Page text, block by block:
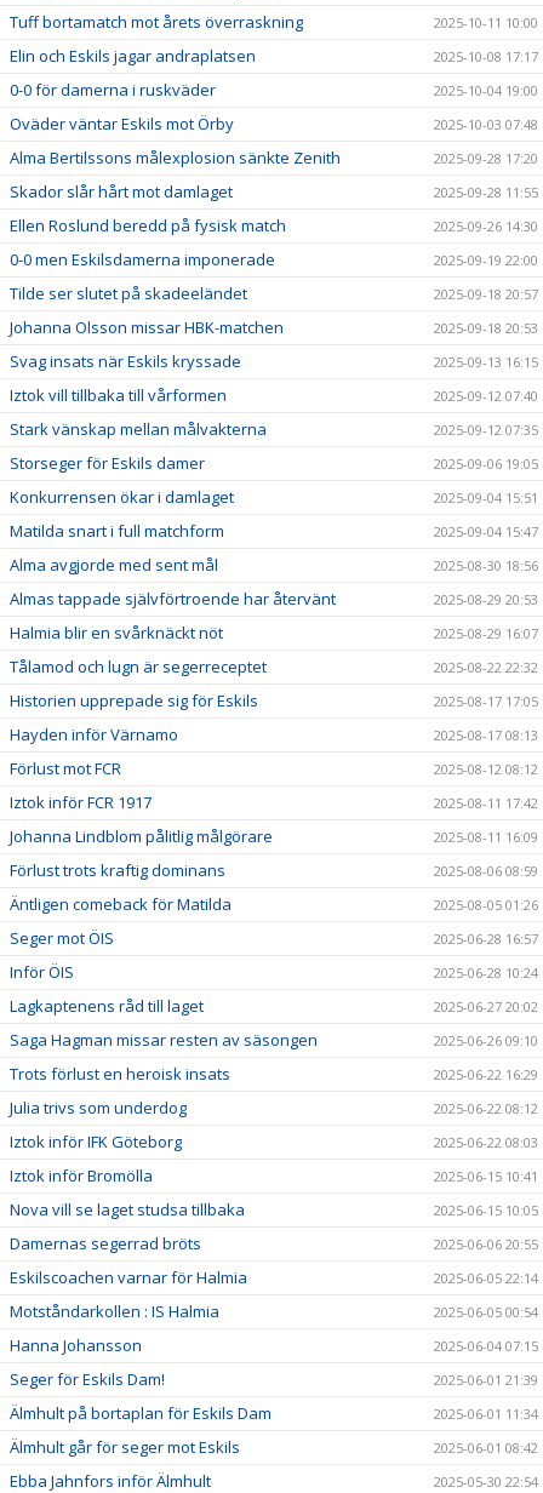
Tuff bortamatch mot årets överraskning 2025-10-11 10:00
Elin och Eskils jagar andraplatsen 2025-10-08 17:17
0-0 för damerna i ruskväder 2025-10-04 19:00
Oväder väntar Eskils mot Örby 2025-10-03 07:48
Alma Bertilssons målexplosion sänkte Zenith 2025-09-28 17:20
Skador slår hårt mot damlaget 2025-09-28 11:55
Ellen Roslund beredd på fysisk match 2025-09-26 14:30
0-0 men Eskilsdamerna imponerade 2025-09-19 22:00
Tilde ser slutet på skadeeländet 2025-09-18 20:57
Johanna Olsson missar HBK-matchen 2025-09-18 20:53
Svag insats när Eskils kryssade 2025-09-13 16:15
Iztok vill tillbaka till vårformen 2025-09-12 07:40
Stark vänskap mellan målvakterna 2025-09-12 07:35
Storseger för Eskils damer 2025-09-06 19:05
Konkurrensen ökar i damlaget 2025-09-04 15:51
Matilda snart i full matchform 2025-09-04 15:47
Alma avgjorde med sent mål 2025-08-30 18:56
Almas tappade självförtroende har återvänt 2025-08-29 20:53
Halmia blir en svårknäckt nöt 2025-08-29 16:07
Tålamod och lugn är segerreceptet 2025-08-22 22:32
Historien upprepade sig för Eskils 2025-08-17 17:05
Hayden inför Värnamo 2025-08-17 08:13
Förlust mot FCR 2025-08-12 08:12
Iztok inför FCR 1917 2025-08-11 17:42
Johanna Lindblom pålitlig målgörare 2025-08-11 16:09
Förlust trots kraftig dominans 2025-08-06 08:59
Äntligen comeback för Matilda 2025-08-05 01:26
Seger mot ÖIS 2025-06-28 16:57
Inför ÖIS 2025-06-28 10:24
Lagkaptenens råd till laget 2025-06-27 20:02
Saga Hagman missar resten av säsongen 2025-06-26 09:10
Trots förlust en heroisk insats 2025-06-22 16:29
Julia trivs som underdog 2025-06-22 08:12
Iztok inför IFK Göteborg 2025-06-22 08:03
Iztok inför Bromölla 2025-06-15 10:41
Nova vill se laget studsa tillbaka 2025-06-15 10:05
Damernas segerrad bröts 2025-06-06 20:55
Eskilscoachen varnar för Halmia 2025-06-05 22:14
Motståndarkollen : IS Halmia 2025-06-05 00:54
Hanna Johansson 2025-06-04 07:15
Seger för Eskils Dam! 2025-06-01 21:39
Älmhult på bortaplan för Eskils Dam 2025-06-01 11:34
Älmhult går för seger mot Eskils 2025-06-01 08:42
Ebba Jahnfors inför Älmhult 2025-05-30 22:54